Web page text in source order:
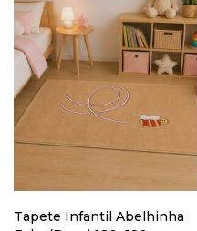
Termos
Tapete Infantil Abelhinha